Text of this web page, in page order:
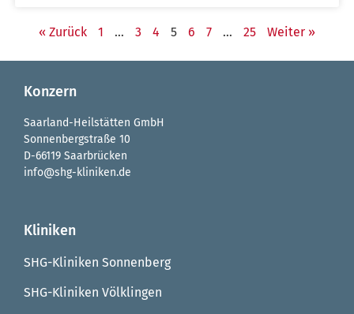
« Zurück 1 … 3 4 5 6 7 … 25 Weiter »
Konzern
Saarland-Heilstätten GmbH
Sonnenbergstraße 10
D-66119 Saarbrücken
info@shg-kliniken.de
Kliniken
SHG-Kliniken Sonnenberg
SHG-Kliniken Völklingen